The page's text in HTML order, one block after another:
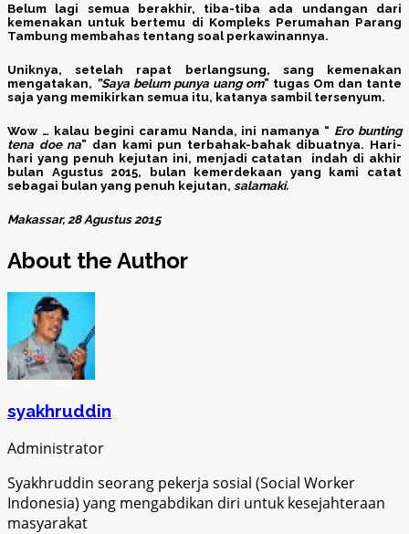
Belum lagi semua berakhir, tiba-tiba ada undangan dari
kemenakan untuk bertemu di Kompleks Perumahan Parang
Tambung membahas tentang soal perkawinannya.
Uniknya, setelah rapat berlangsung, sang kemenakan
mengatakan, ”Saya belum punya uang om” tugas Om dan tante
saja yang memikirkan semua itu, katanya sambil tersenyum.
Wow … kalau begini caramu Nanda, ini namanya “ Ero bunting
tena doe na” dan kami pun terbahak-bahak dibuatnya. Hari-
hari yang penuh kejutan ini, menjadi catatan indah di akhir
bulan Agustus 2015, bulan kemerdekaan yang kami catat
sebagai bulan yang penuh kejutan, salamaki.
Makassar, 28 Agustus 2015
About the Author
syakhruddin
Administrator
Syakhruddin seorang pekerja sosial (Social Worker
Indonesia) yang mengabdikan diri untuk kesejahteraan
masyarakat